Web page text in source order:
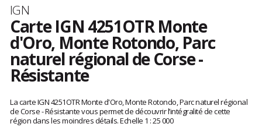
Marque
IGN
Carte IGN 4251OTR Monte
d'Oro, Monte Rotondo, Parc
naturel régional de Corse -
Résistante
avis
clients
La carte IGN 4251OTR Monte d'Oro, Monte Rotondo, Parc naturel régional
de Corse - Résistante vous permet de découvrir l’intégralité de cette
région dans les moindres détails. Echelle 1 : 25 000